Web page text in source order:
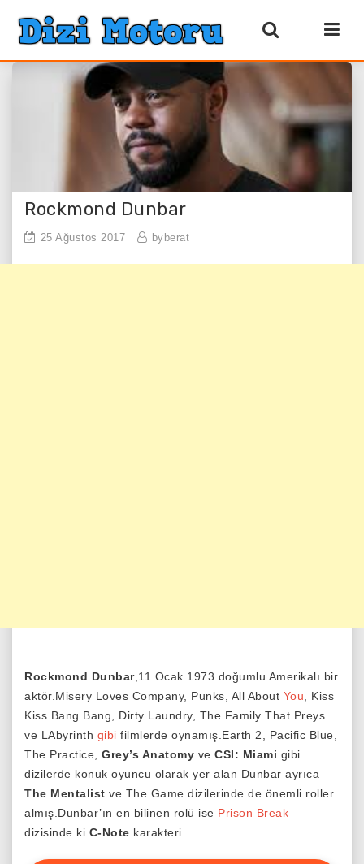
Rockmond Dunbar
25 Ağustos 2017 byberat
Rockmond Dunbar,11 Ocak 1973 doğumlu Amerikalı bir
aktör.Misery Loves Company, Punks, All About You , Kiss
Kiss Bang Bang, Dirty Laundry, The Family That Preys
ve LAbyrinth gibi filmlerde oynamış.Earth 2, Pacific Blue,
The Practice, Grey’s Anatomy ve CSI: Miami gibi
dizilerde konuk oyuncu olarak yer alan Dunbar ayrıca
The Mentalist ve The Game dizilerinde de önemli roller
almış.Dunbar’ın en bilinen rolü ise Prison Break
dizisinde ki C-Note karakteri.